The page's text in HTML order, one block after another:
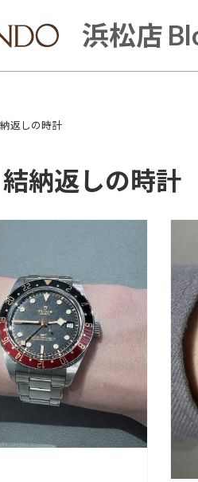
浜松店
返しの時計
納返しの時計